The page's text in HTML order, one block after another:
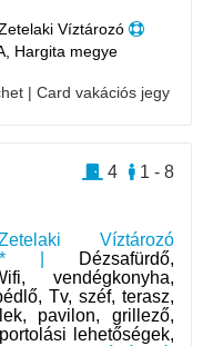
Víztározó
Hargita megye
| Card vakációs jegy
Víztározó
|
Dézsafürdő,
vendégkonyha,
Tv, széf, terasz,
pavilon, grillező,
lehetőségek,
1 - 8
4